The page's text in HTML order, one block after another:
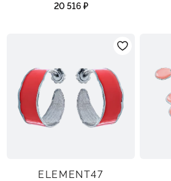
20 516 ₽
ELEMENT47